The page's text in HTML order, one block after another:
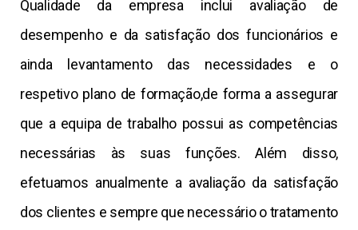
Qualidade da empresa inclui avaliação de
desempenho e da satisfação dos funcionários e
ainda levantamento das necessidades e o
respetivo plano de formação,de forma a assegurar
que a equipa de trabalho possui as competências
necessárias às suas funções. Além disso,
efetuamos anualmente a avaliação da satisfação
dos clientes e sempre que necessário o tratamento